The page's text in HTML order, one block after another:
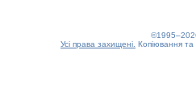
Усі права захищені. Копіювання